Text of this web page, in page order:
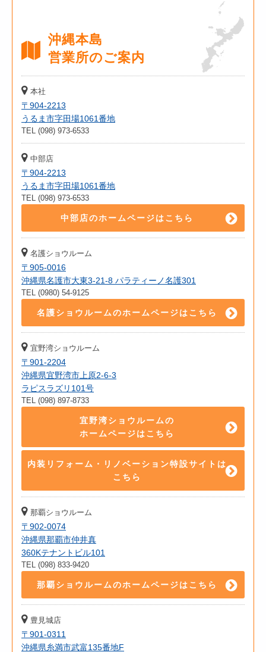
沖縄本島
営業所のご案内
本社
〒904-2213
うるま市字田場1061番地
TEL (098) 973-6533
中部店
〒904-2213
うるま市字田場1061番地
TEL (098) 973-6533
中部店のホームページはこちら
名護ショウルーム
〒905-0016
沖縄県名護市大東3-21-8 パラティーノ名護301
TEL (0980) 54-9125
名護ショウルームのホームページはこちら
宜野湾ショウルーム
〒901-2204
沖縄県宜野湾市上原2-6-3
ラピスラズリ101号
TEL (098) 897-8733
宜野湾ショウルームの
ホームページはこちら
内装リフォーム・リノベーション特設サイトは
こちら
那覇ショウルーム
〒902-0074
沖縄県那覇市仲井真
360Kテナントビル101
TEL (098) 833-9420
那覇ショウルームのホームページはこちら
豊見城店
〒901-0311
沖縄県糸満市武富135番地F